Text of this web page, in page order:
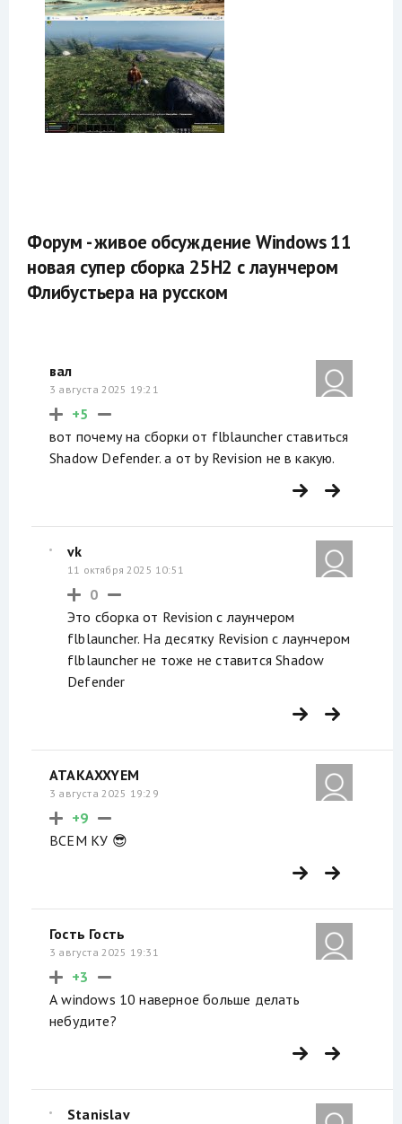
Форум - живое обсуждение Windows 11
новая супер сборка 25H2 с лаунчером
Флибустьера на русском
вал
3 августа 2025 19:21
+5
вот почему на сборки от flblauncher ставиться
Shadow Defender. а от by Revision не в какую.
vk
11 октября 2025 10:51
0
Это сборка от Revision с лаунчером
flblauncher. На десятку Revision с лаунчером
flblauncher не тоже не ставится Shadow
Defender
ATAKAXXYEM
3 августа 2025 19:29
+9
ВСЕМ КУ 😎
Гость Гость
3 августа 2025 19:31
+3
А windows 10 наверное больше делать
небудите?
Stanislav